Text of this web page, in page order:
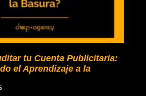
tu Cuenta Publicitaria:
el Aprendizaje a la